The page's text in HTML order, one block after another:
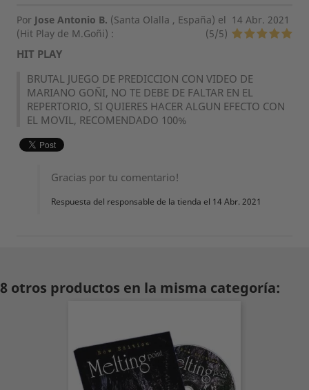
Por Jose Antonio B. (Santa Olalla , España) el
14 Abr. 2021
(Hit Play de M.Goñi) : (5/5)
HIT PLAY
BRUTAL JUEGO DE PREDICCION CON VIDEO DE
MARIANO GOÑI, NO TE DEBE DE FALTAR EN EL
REPERTORIO, SI QUIERES HACER ALGUN EFECTO CON
EL MOVIL, RECOMENDADO 100%
Gracias por tu comentario!
Respuesta del responsable de la tienda el 14 Abr. 2021
8 otros productos en la misma categoría: